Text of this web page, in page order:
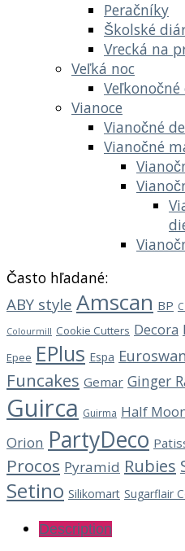
Peračníky
Školské
Vrecká na
Veľká noc
Vianoce
Vianočné
Vianočné
Často hľadané:
ABY style Amscan BP
Colourmill Cookie Cutters Decora
Epee EPlus Espa Euroswan
Funcakes Gemar Ginger
Guirca Guirma Half
Orion PartyDeco
Procos Pyramid Rubies
Setino Silikomart Sugarflair
Description